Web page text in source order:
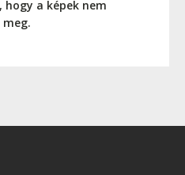
a képek nem